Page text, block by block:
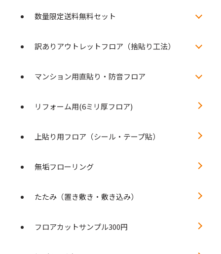
数量限定送料無料セット
訳ありアウトレットフロア（捨貼り工法）
マンション用直貼り・防音フロア
リフォーム用(6ミリ厚フロア)
上貼り用フロア（シール・テープ貼）
無垢フローリング
たたみ（置き敷き・敷き込み）
フロアカットサンプル300円